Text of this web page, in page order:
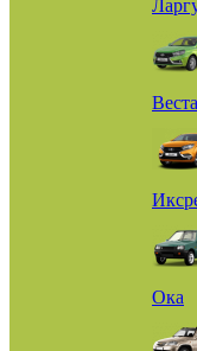
Веста
Ока